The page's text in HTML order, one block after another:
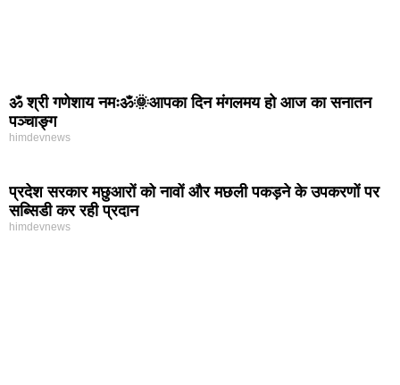
ॐ श्री गणेशाय नमःॐ🌞आपका दिन मंगलमय हो आज का सनातन
पञ्चाङ्ग
himdevnews
प्रदेश सरकार मछुआरों को नावों और मछली पकड़ने के उपकरणों पर
सब्सिडी कर रही प्रदान
himdevnews